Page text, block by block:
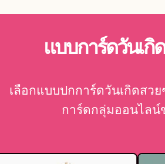
แบบการ์ดวันเกิ
เลือกแบบปกการ์ดวันเกิดสว
การ์ดกลุ่มออนไล